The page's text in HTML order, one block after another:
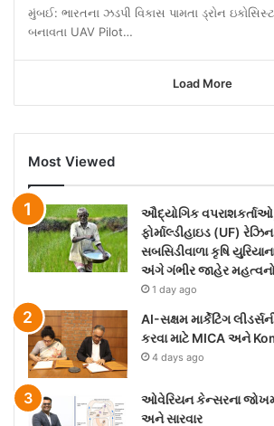
મુંબઈ: ભારતના ઝડપી વિકાસ પામતા ડ્રોન
બનાવતા UAV Pilot…
Load More
Most Viewed
ઔદ્યોગિક
ફોર્માલ્ડીહાઇડ (UF)
સબસિડીવાળા કૃષિ
અંગે ગંભીર જાહેર મહત્વનો
1 day ago
AI-સક્ષમ માર્કેટિંગ
કરવા માટે MICA અને
4 days ago
ઓવેરિયન કેન્સરના
અને સારવાર